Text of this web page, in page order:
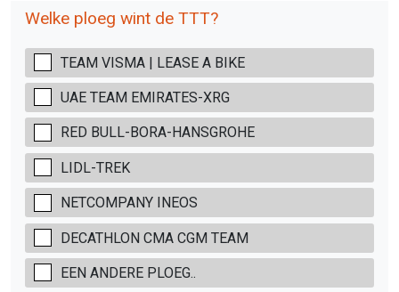
Welke ploeg wint de TTT?
TEAM VISMA | LEASE A BIKE
UAE TEAM EMIRATES-XRG
RED BULL-BORA-HANSGROHE
LIDL-TREK
NETCOMPANY INEOS
DECATHLON CMA CGM TEAM
EEN ANDERE PLOEG..